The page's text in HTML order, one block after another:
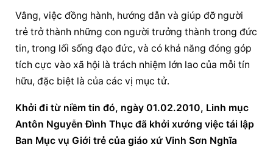
Vâng, việc đồng hành, hướng dẫn và giúp đỡ người
trẻ trở thành những con người trưởng thành trong đức
tin, trong lối sống đạo đức, và có khả năng đóng góp
tích cực vào xã hội là trách nhiệm lớn lao của mỗi tín
hữu, đặc biệt là của các vị mục tử.
Khởi đi từ niềm tin đó, ngày 01.02.2010, Linh mục
Antôn Nguyễn Đình Thục đã khởi xướng việc tái lập
Ban Mục vụ Giới trẻ của giáo xứ Vinh Sơn Nghĩa